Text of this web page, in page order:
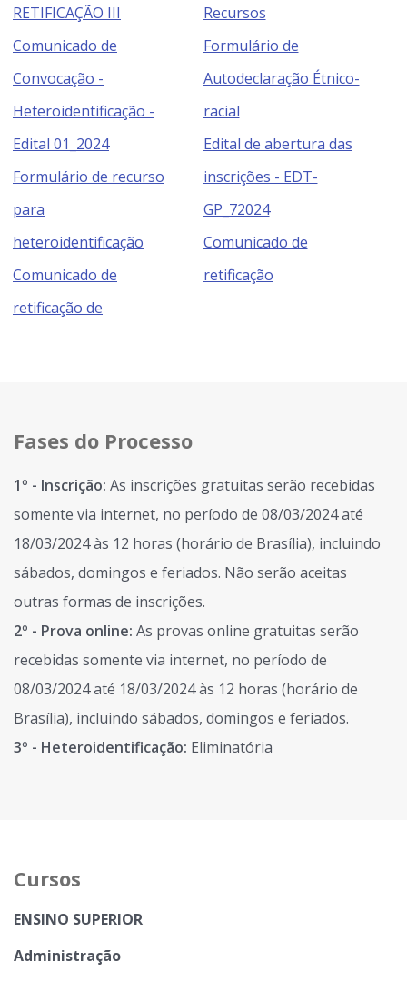
RETIFICAÇÃO III
Comunicado de
Convocação -
Heteroidentificação -
Edital 01_2024
Formulário de recurso
para
heteroidentificação
Comunicado de
retificação de
Recursos
Formulário de
Autodeclaração Étnico-
racial
Edital de abertura das
inscrições - EDT-
GP_72024
Comunicado de
retificação
Fases do Processo
1º - Inscrição: As inscrições gratuitas serão recebidas
somente via internet, no período de 08/03/2024 até
18/03/2024 às 12 horas (horário de Brasília), incluindo
sábados, domingos e feriados. Não serão aceitas
outras formas de inscrições.
2º - Prova online: As provas online gratuitas serão
recebidas somente via internet, no período de
08/03/2024 até 18/03/2024 às 12 horas (horário de
Brasília), incluindo sábados, domingos e feriados.
3º - Heteroidentificação: Eliminatória
Cursos
ENSINO SUPERIOR
Administração